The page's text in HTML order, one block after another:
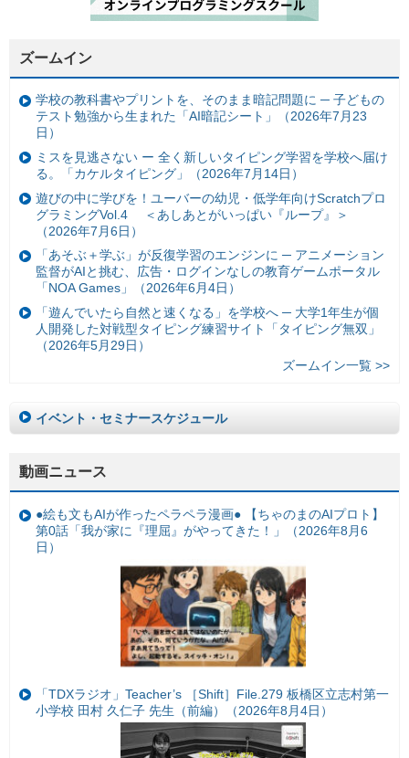
ズームイン
学校の教科書やプリントを、そのまま暗記問題に ─ 子どもの
テスト勉強から生まれた「AI暗記シート」（2026年7月23
日）
ミスを見逃さない ー 全く新しいタイピング学習を学校へ届け
る。「カケルタイピング」（2026年7月14日）
遊びの中に学びを！ユーバーの幼児・低学年向けScratchプロ
グラミングVol.4 ＜あしあとがいっぱい『ループ』＞
（2026年7月6日）
「あそぶ＋学ぶ」が反復学習のエンジンに ─ アニメーション
監督がAIと挑む、広告・ログインなしの教育ゲームポータル
「NOA Games」（2026年6月4日）
「遊んでいたら自然と速くなる」を学校へ ─ 大学1年生が個
人開発した対戦型タイピング練習サイト「タイピング無双」
（2026年5月29日）
ズームイン一覧 >>
イベント・セミナースケジュール
動画ニュース
●絵も文もAIが作ったペラペラ漫画● 【ちゃのまのAIプロト】
第0話「我が家に『理屈』がやってきた！」（2026年8月6
日）
「TDXラジオ」Teacher’s ［Shift］File.279 板橋区立志村第一
小学校 田村 久仁子 先生（前編）（2026年8月4日）